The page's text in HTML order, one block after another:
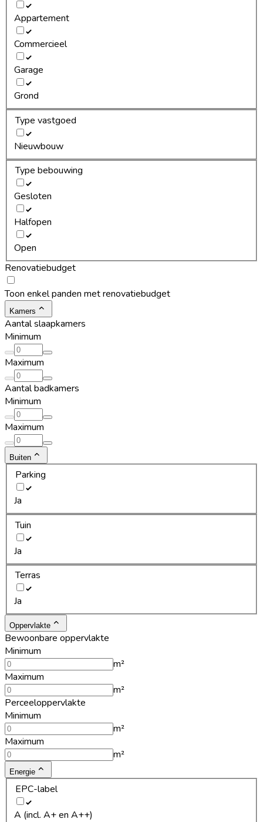
Appartement
Commercieel
Garage
Grond
Type vastgoed
Nieuwbouw
Type bebouwing
Gesloten
Halfopen
Open
Renovatiebudget
Toon enkel panden met renovatiebudget
Kamers
Aantal slaapkamers
Minimum
Maximum
Aantal badkamers
Minimum
Maximum
Buiten
Parking
Ja
Tuin
Ja
Terras
Ja
Oppervlakte
Bewoonbare oppervlakte
Minimum
m²
Maximum
m²
Perceeloppervlakte
Minimum
m²
Maximum
m²
Energie
EPC-label
A (incl. A+ en A++)